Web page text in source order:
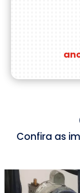
Confira as